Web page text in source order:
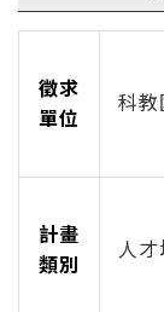
徵求
單位
科教
計畫
類別
人才